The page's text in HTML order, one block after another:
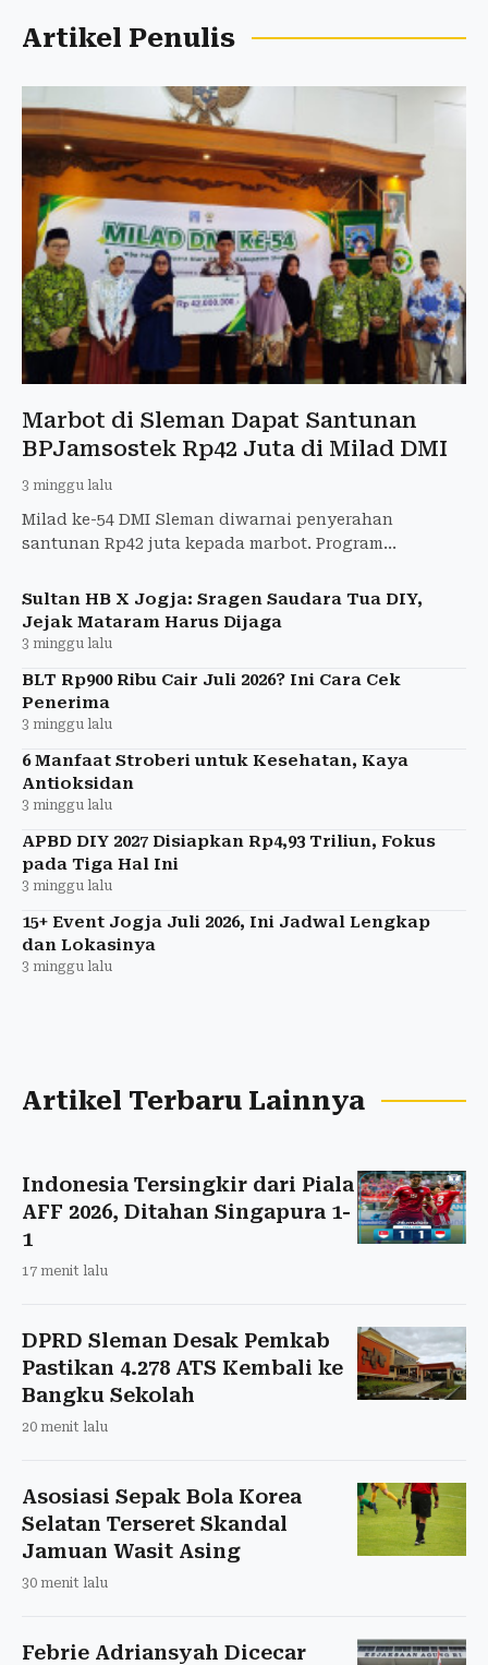
Artikel Penulis
Marbot di Sleman Dapat Santunan
BPJamsostek Rp42 Juta di Milad DMI
3 minggu lalu
Milad ke-54 DMI Sleman diwarnai penyerahan
santunan Rp42 juta kepada marbot. Program
Baznas, BSI, dan Pemkab Slem
Sultan HB X Jogja: Sragen Saudara Tua DIY,
Jejak Mataram Harus Dijaga
3 minggu lalu
BLT Rp900 Ribu Cair Juli 2026? Ini Cara Cek
Penerima
3 minggu lalu
6 Manfaat Stroberi untuk Kesehatan, Kaya
Antioksidan
3 minggu lalu
APBD DIY 2027 Disiapkan Rp4,93 Triliun, Fokus
pada Tiga Hal Ini
3 minggu lalu
15+ Event Jogja Juli 2026, Ini Jadwal Lengkap
dan Lokasinya
3 minggu lalu
Artikel Terbaru Lainnya
Indonesia Tersingkir dari Piala
AFF 2026, Ditahan Singapura 1-
1
17 menit lalu
DPRD Sleman Desak Pemkab
Pastikan 4.278 ATS Kembali ke
Bangku Sekolah
20 menit lalu
Asosiasi Sepak Bola Korea
Selatan Terseret Skandal
Jamuan Wasit Asing
30 menit lalu
Febrie Adriansyah Dicecar